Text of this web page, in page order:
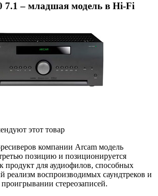
7.1 – младшая модель в Hi-Fi
этот товар
компании Arcam модель
позицию и позиционируется
продукт для аудиофилов, способных
реализм воспроизводимых саундтреков и
стереозаписей.